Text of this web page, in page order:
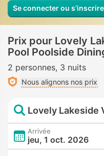
Se connecter ou s’inscrire
Prix pour Lovely
Pool Poolside
2 personnes 3 nuits
Nous alignons nos prix
Arrivée
jeu, 1 oct. 2026